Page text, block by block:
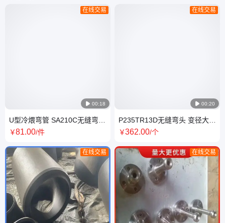
 00:18
在线交易
U型冷煨弯管 SA210C无缝弯头
美标异型管件焊接组件
￥81.00/件
在线交易
 00:20
在线交易
P235TR13D无缝弯头 变径大口
径对焊管件 焊接三通
￥362.00/个
在线交易